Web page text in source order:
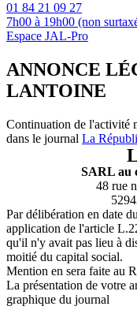
01 84 21 09 27
7h00 à 19h00 (non
Espace JAL-Pro
ANNONCE
LANTOINE
Continuation de l'activité
dans le journal La
SARL au
48 rue
Par délibération en date
application de l'article
qu'il n'y avait pas lieu à
moitié du capital social.
Mention en sera faite au
La présentation de votre
graphique du journal